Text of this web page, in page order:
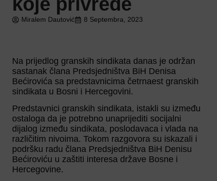
Miralem Dautović 8 Septembra, 2023
Na prijedlog granskih sindikata danas je održan
sastanak člana Predsjedništva BiH Denisa
Bećirovića sa predstavnicima četrnaest granskih
sindikata u Bosni i Hercegovini.
Predstavnici granskih sindikata, istakli su između
ostaloga da je potrebno unaprijediti socijalni
dijalog između sindikata, poslodavaca i vlada na
različitim nivoima. Tokom razgovora su iskazali i
podršku radu člana Predsjedništva BiH Denisu
Bećiroviću u zaštiti interesa države Bosne i
Hercegovine.